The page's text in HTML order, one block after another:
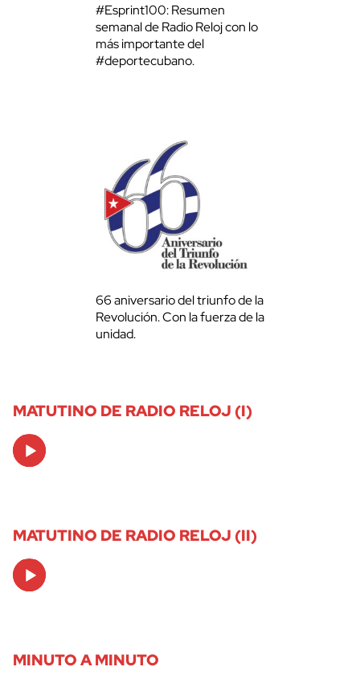
#Esprint100: Resumen
semanal de Radio Reloj con lo
más importante del
#deportecubano.
66 aniversario del triunfo de la
Revolución. Con la fuerza de la
unidad.
MATUTINO DE RADIO RELOJ (I)
Audio
Player
MATUTINO DE RADIO RELOJ (II)
Audio
Player
MINUTO A MINUTO